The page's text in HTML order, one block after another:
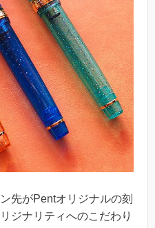
先がPentオリジナルの刻
ジナリティへのこだわり